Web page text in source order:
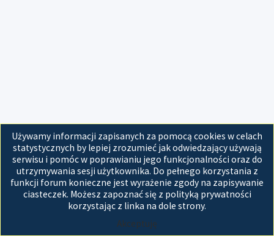
Używamy informacji zapisanych za pomocą cookies w celach
statystycznych by lepiej zrozumieć jak odwiedzający używają
serwisu i pomóc w poprawianiu jego funkcjonalności oraz do
utrzymywania sesji użytkownika. Do pełnego korzystania z
funkcji forum konieczne jest wyrażenie zgody na zapisywanie
ciasteczek. Możesz zapoznać się z polityką prywatności
korzystając z linka na dole strony.
Akceptuję